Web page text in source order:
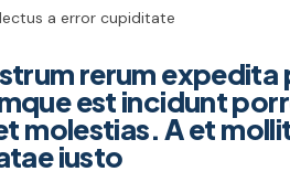
a error cupiditate
rerum
est incidunt
molestias. A et
iusto